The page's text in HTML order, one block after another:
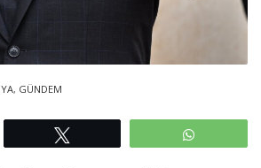
, GÜNDEM